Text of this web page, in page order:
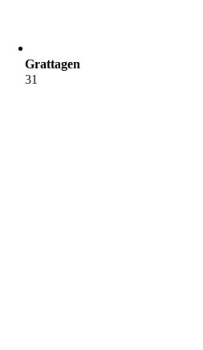
Grattagen
31